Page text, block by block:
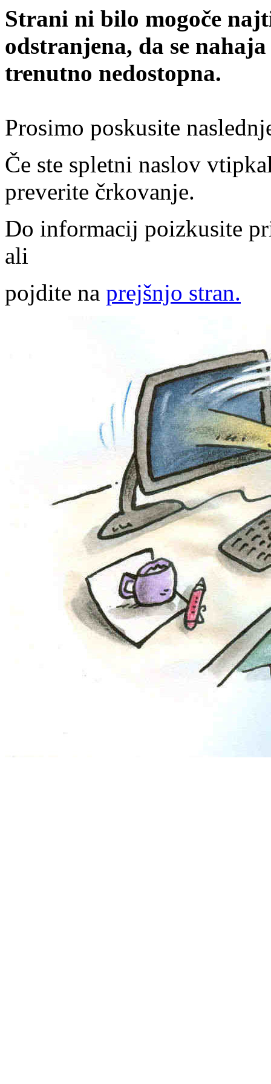
Strani ni bilo mogoče
odstranjena, da se
trenutno nedostopna.
Prosimo poskusite
Če ste spletni naslov
preverite črkovanje.
Do informacij poizkusite
ali
pojdite na prejšnjo stran.